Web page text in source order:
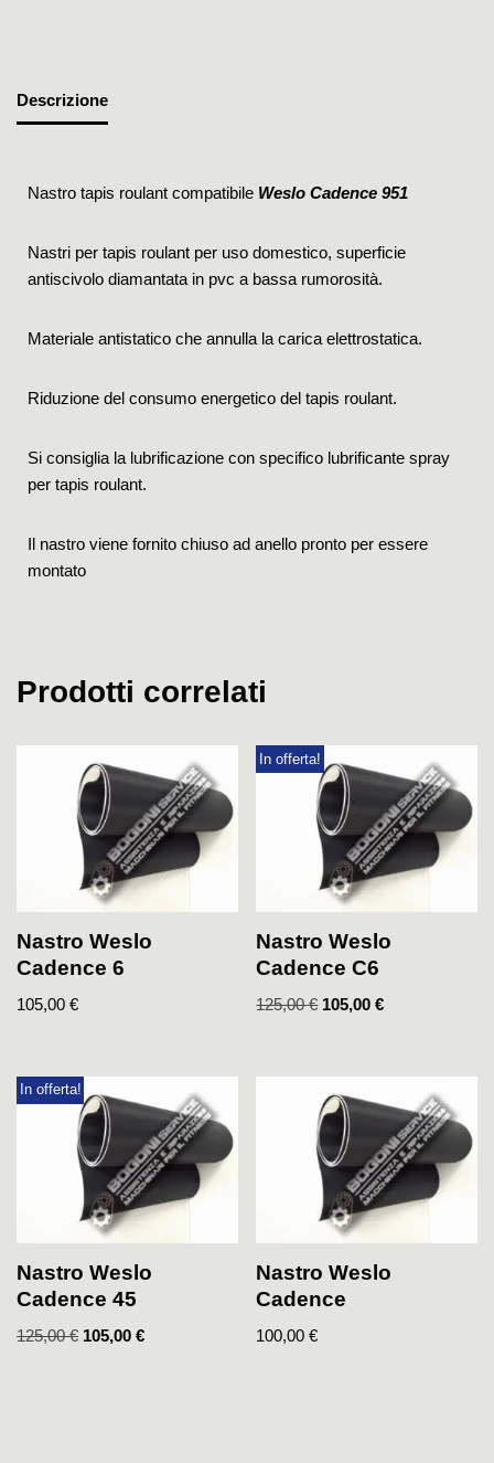
Descrizione
Nastro tapis roulant compatibile Weslo Cadence 951
Nastri per tapis roulant per uso domestico, superficie
antiscivolo diamantata in pvc a bassa rumorosità.
Materiale antistatico che annulla la carica elettrostatica.
Riduzione del consumo energetico del tapis roulant.
Si consiglia la lubrificazione con specifico lubrificante spray
per tapis roulant.
Il nastro viene fornito chiuso ad anello pronto per essere
montato
Prodotti correlati
Nastro Weslo
Cadence 6
105,00 €
In offerta!
Nastro Weslo
Cadence C6
125,00€ 105,00€
In offerta!
Nastro Weslo
Cadence 45
125,00€ 105,00 €
Nastro Weslo
Cadence
100,00€